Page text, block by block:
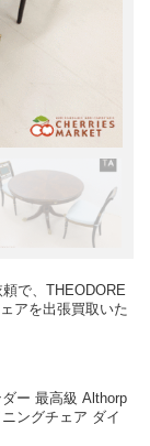
で、THEODORE
アを出張買取いた
ー 最高級 Althorp
ングチェア ダイ